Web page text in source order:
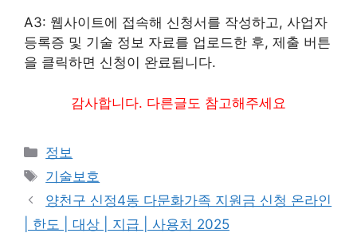
A3: 웹사이트에 접속해 신청서를 작성하고, 사업자
등록증 및 기술 정보 자료를 업로드한 후, 제출 버튼
을 클릭하면 신청이 완료됩니다.
감사합니다. 다른글도 참고해주세요
카
테
고
리
정보
태
그
기술보호
양천구 신정4동 다문화가족 지원금 신청 온라인
| 한도 | 대상 | 지급 | 사용처 2025